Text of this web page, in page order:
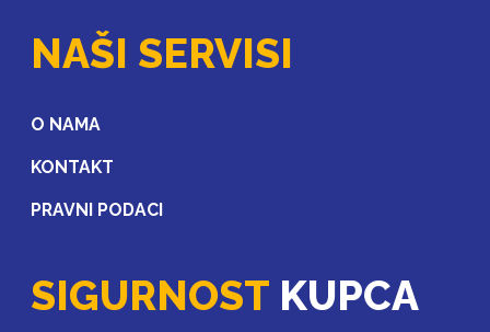
NAŠI SERVISI
O NAMA
KONTAKT
PRAVNI PODACI
SIGURNOST KUPCA